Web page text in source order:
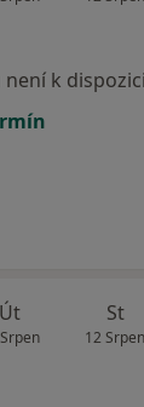
k dispozici
Út St
12 Srpen